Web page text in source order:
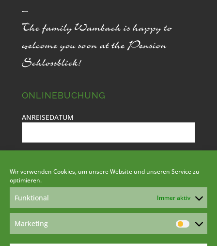
Wir verwenden Cookies, um unsere Website und unseren Service zu
optimieren.
Funktional Immer aktiv
Marketing
–
The family Wambach is happy to
welcome you soon at the Pension
Schlossblick!
ONLINEBUCHUNG
ANREISEDATUM